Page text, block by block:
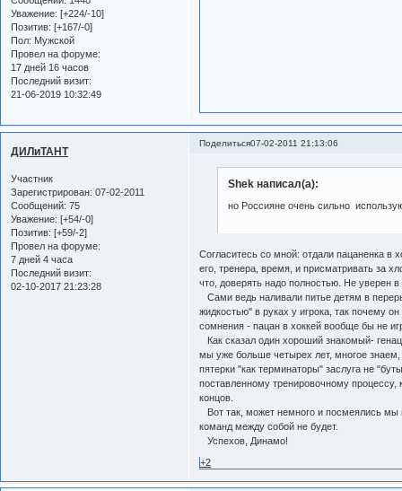
Уважение: [+224/-10]
Позитив: [+167/-0]
Пол: Мужской
Провел на форуме:
17 дней 16 часов
Последний визит:
21-06-2019 10:32:49
Поделиться07-02-2011 21:13:06
ДИЛиТАНТ
Участник
Зарегистрирован: 07-02-2011
Сообщений: 75
Уважение: [+54/-0]
Позитив: [+59/-2]
Провел на форуме:
7 дней 4 часа
Последний визит:
02-10-2017 21:23:28
Shek написал(а):
но Россияне очень сильно
Согласитесь со мной: отдали пацаненка в
его, тренера, время, и присматривать за
что, доверять надо полностью. Не уверен в
Сами ведь наливали питье детям в
жидкостью" в руках у игрока, так почему
сомнения - пацан в хоккей вообще бы не
Как сказал один хороший знакомый-
мы уже больше четырех лет, многое знаем,
пятерки "как терминаторы" заслуга не
поставленному тренировочному процессу,
концов.
Вот так, может немного и посмеялись мы
команд между собой не будет.
Успехов, Динамо!
+2